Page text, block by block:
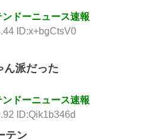
ドーニュース速報
ID:x+bgCtsV0
ん派だった
ドーニュース速報
ID:Qik1b346d
テン